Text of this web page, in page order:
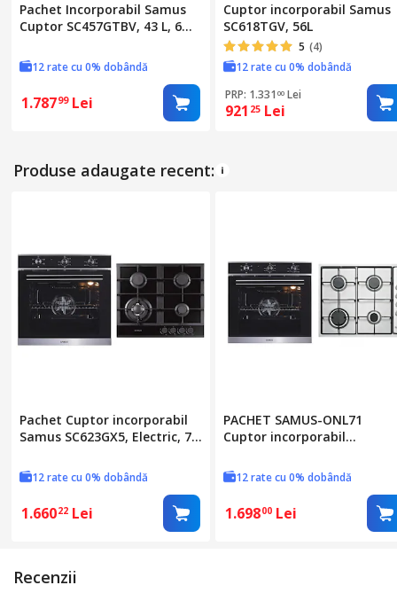
FUNCTII SI ACCESORII
Functii de gatire
Pachet Incorporabil Samus
Cuptor SC457GTBV, 43 L, 6
cu inductie PSI-43BG1, 3 zone
de gatit, Sticla ceramica
12 rate cu 0% dobândă
1.78799 Lei
Cuptor incorporabil Samus
SC618TGV, 56L
5 (4)
12 rate cu 0% dobândă
PRP: 1.331 00 Lei
921 25 Lei
Produse adaugate recent:
Pachet Cuptor incorporabil
Samus SC623GX5, Electric, 75
incorporabila Samus PSG-
64SG1, Gaz, 4 arzatoare,
Arzator WOK, Aprindere
electrica, Negru
12 rate cu 0% dobândă
1.66022 Lei
PACHET SAMUS-ONL71
Cuptor incorporabil
incorporabila PSG-64SX
12 rate cu 0% dobândă
1.69800 Lei
Recenzii